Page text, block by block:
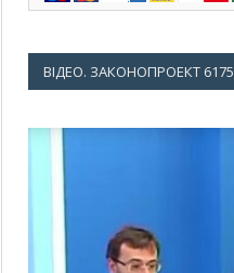
ВІДЕО. ЗАКОНОПРОЕКТ 6175